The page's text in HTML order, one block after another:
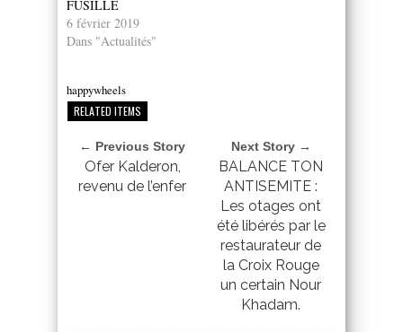
FUSILLE
6 février 2019
Dans "Actualités"
happywheels
RELATED ITEMS
← Previous Story
Ofer Kalderon,
revenu de l’enfer
Next Story →
BALANCE TON
ANTISEMITE :
Les otages ont
été libérés par le
restaurateur de
la Croix Rouge
un certain Nour
Khadam.